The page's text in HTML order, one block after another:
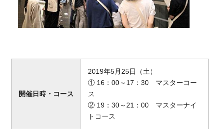
開催日時・コース
2019年5月25日（土）
① 16：00～17：30 マスターコー
ス
② 19：30～21：00 マスターナイ
トコース